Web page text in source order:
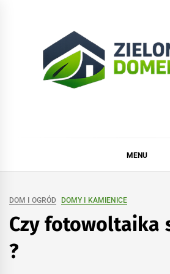
MENU
DOM I OGRÓD DOMY I KAMIENICE
Czy fotowoltaika
?